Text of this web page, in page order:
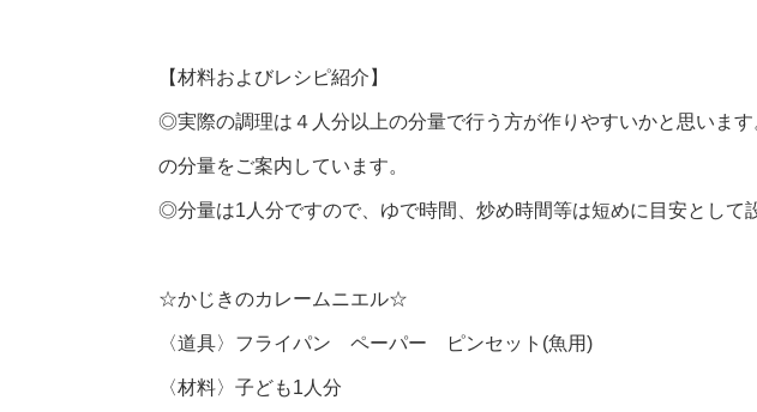
【材料およびレシピ紹介】
◎実際の調理は４人分以上の分量で行う方が作りやすいかと思いま
の分量をご案内しています。
◎分量は1人分ですので、ゆで時間、炒め時間等は短めに目安として
☆かじきのカレームニエル☆
〈道具〉フライパン ペーパー ピンセット(魚用)
〈材料〉子ども1人分